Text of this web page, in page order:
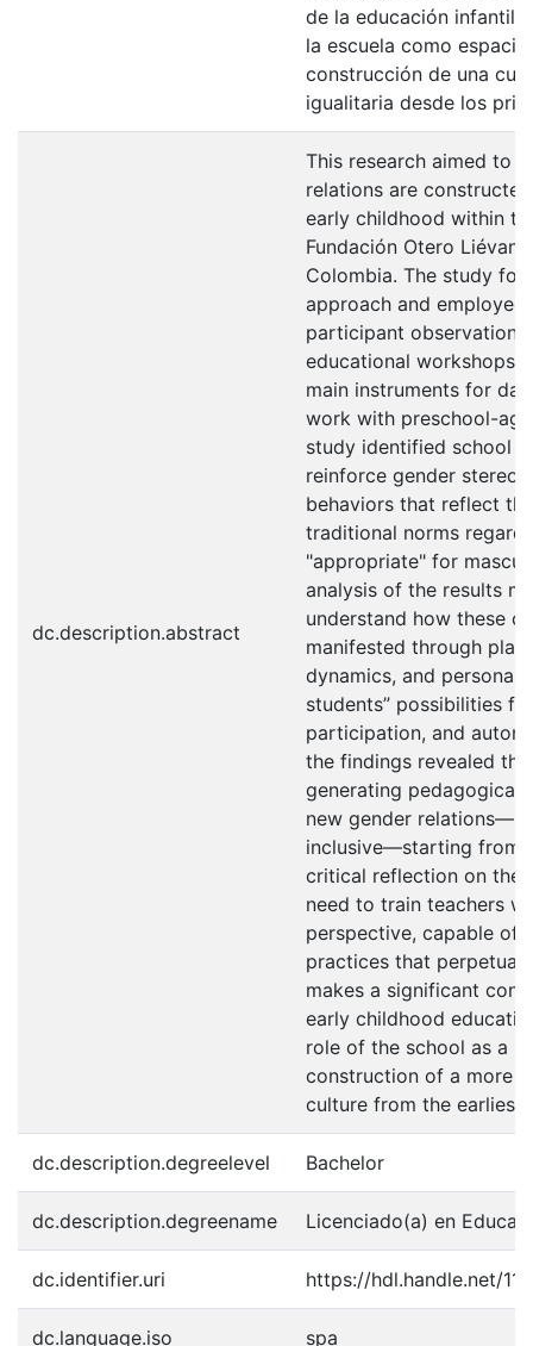
de la educación infantil,
la escuela como
construcción de una
igualitaria desde los
dc.description.abstract
This research aimed to
relations are
early childhood within
Fundación Otero
Colombia. The study
approach and employed
participant observation,
educational workshops,
main instruments for
work with preschool-
study identified school
reinforce gender
behaviors that reflect
traditional norms
"appropriate" for
analysis of the results
understand how these
manifested through
dynamics, and personal
students” possibilities
participation, and
the findings revealed
generating pedagogical
new gender
inclusive—starting from
critical reflection on
need to train teachers
perspective, capable of
practices that
makes a significant
early childhood
role of the school as a
construction of a more
culture from the earliest
dc.description.degreelevel Bachelor
dc.description.degreename Licenciado(a) en
dc.identifier.uri https://hdl.handle.net/
dc.language.iso spa